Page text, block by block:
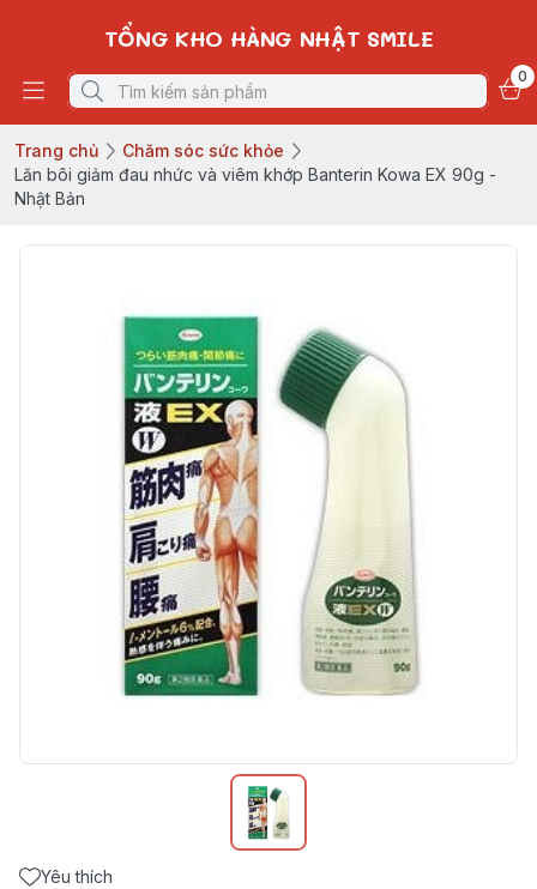
TỔNG KHO HÀNG NHẬT SMILE
0
Trang chủ
Chăm sóc sức khỏe
Lăn bôi giảm đau nhức và viêm khớp Banterin Kowa EX 90g -
Nhật Bản
Yêu thích